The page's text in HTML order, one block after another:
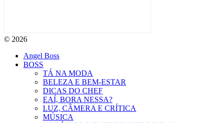
© 2026
Angel Boss
BOSS
TÁ NA MODA
BELEZA E BEM-ESTAR
DICAS DO CHEF
EAÍ, BORA NESSA?
LUZ, CÂMERA E CRÍTICA
MÚSICA